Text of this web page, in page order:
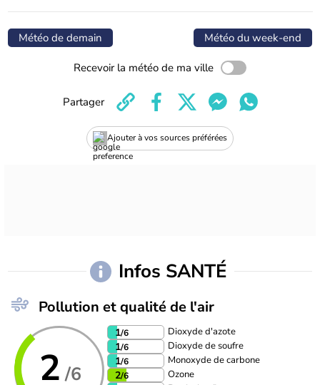
Météo de demain Météo du week-end
Recevoir la météo de ma ville
Ajouter à vos sources préférées
Partager
Infos SANTÉ
Pollution et qualité de l'air
2 /6
1/6 Dioxyde d'azote
1/6 Dioxyde de soufre
1/6 Monoxyde de carbone
2/6 Ozone